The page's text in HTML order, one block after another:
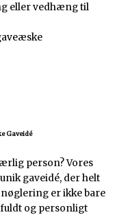
eller vedhæng til
Gaveidé
person? Vores
gaveidé, der helt
er ikke bare
og personligt